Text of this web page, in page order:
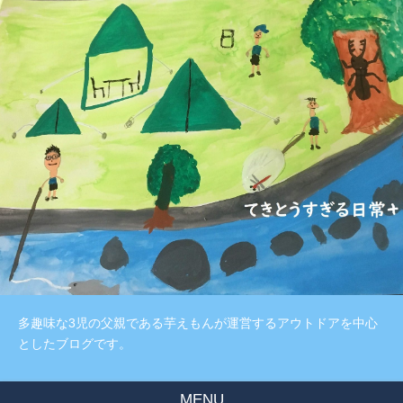
多趣味な3児の父親である芋えもんが運営するアウトドアを中心
としたブログです。